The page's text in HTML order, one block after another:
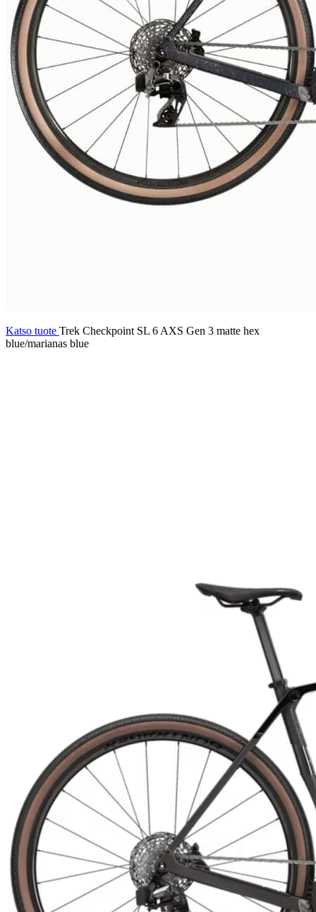
Katso tuote Trek Checkpoint SL 6 AXS Gen 3 matte hex
blue/marianas blue